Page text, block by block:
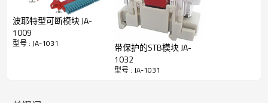
波耶特型可断模块 JA-
1009
型号 : JA-1031
带保护的STB模块 JA-
1032
型号 : JA-1031